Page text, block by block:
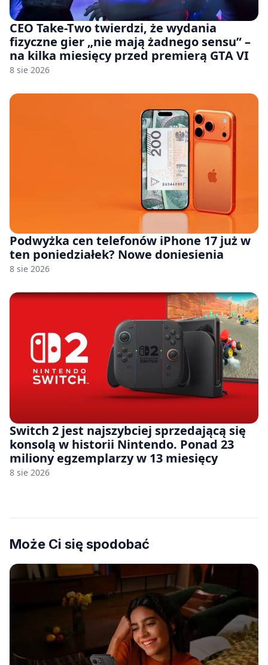
CEO Take-Two twierdzi, że wydania
fizyczne gier „nie mają żadnego sensu” –
na kilka miesięcy przed premierą GTA VI
8 sie 2026
Podwyżka cen telefonów iPhone 17 już w
ten poniedziałek? Nowe doniesienia
8 sie 2026
Switch 2 jest najszybciej sprzedającą się
konsolą w historii Nintendo. Ponad 23
miliony egzemplarzy w 13 miesięcy
8 sie 2026
Może Ci się spodobać